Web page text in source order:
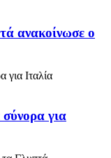
ανακοίνωσε ο
σύνορα για